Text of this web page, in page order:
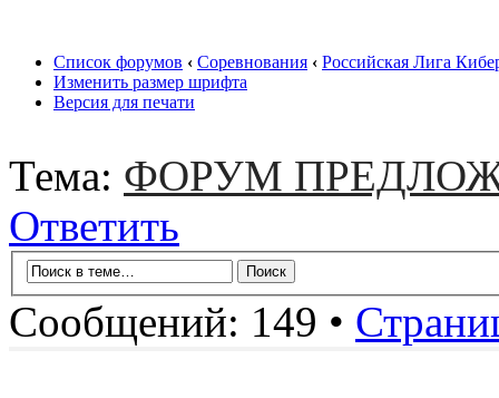
Список форумов ‹ Соревнования ‹ Российская Лига
Изменить размер шрифта
Версия для печати
Тема: ФОРУМ
Ответить
Сообщений: 149 •